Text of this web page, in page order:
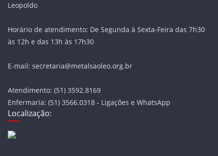
Leopoldo
Horário de atendimento: De Segunda à Sexta-Feira das 7h30
às 12h e das 13h às 17h30
E-mail: secretaria@metalsaoleo.org.br
Atendimento: (51) 3592.8169
Enfermaria: (51) 3566.0318 - Ligações e WhatsApp
Localização: